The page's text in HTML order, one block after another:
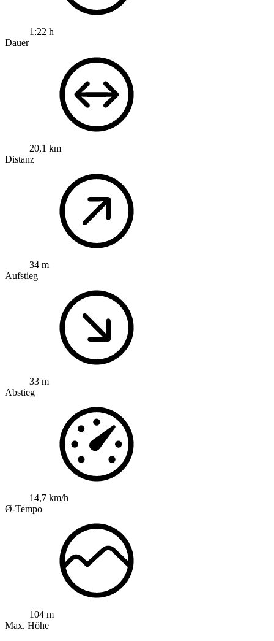
1:22 h
Dauer
20,1 km
Distanz
34 m
Aufstieg
33 m
Abstieg
14,7 km/h
Ø-Tempo
104 m
Max. Höhe